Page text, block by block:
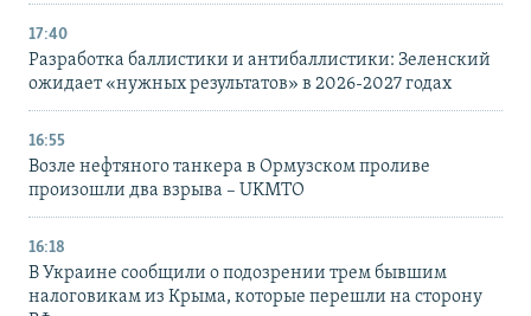
17:40
Разработка баллистики и антибаллистики: Зеленский
ожидает «нужных результатов» в 2026-2027 годах
16:55
Возле нефтяного танкера в Ормузском проливе
произошли два взрыва – UKMTO
16:18
В Украине сообщили о подозрении трем бывшим
налоговикам из Крыма, которые перешли на сторону